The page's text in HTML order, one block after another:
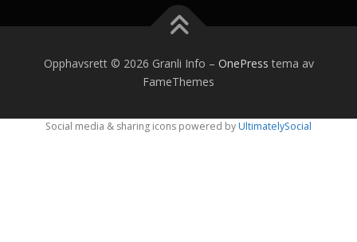
Opphavsrett © 2026 Granli Info – OnePress tema av
FameThemes
Social media & sharing icons powered byUltimatelySocial